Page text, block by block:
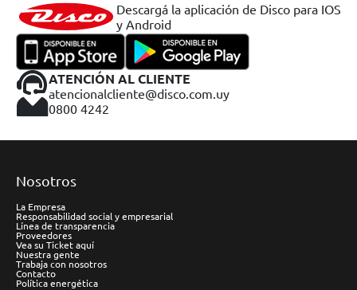
Descargá la aplicación de Disco para IOS
y Android
ATENCIÓN AL CLIENTE
atencionalcliente@disco.com.uy
0800 4242
Nosotros
La Empresa
Responsabilidad social y empresarial
Línea de transparencia
Proveedores
Vea su Ticket aquí
Nuestra gente
Trabaja con nosotros
Contacto
Política energética